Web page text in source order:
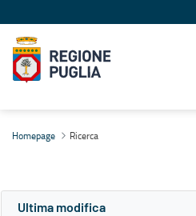
Homepage Ricerca
Ultima modifica